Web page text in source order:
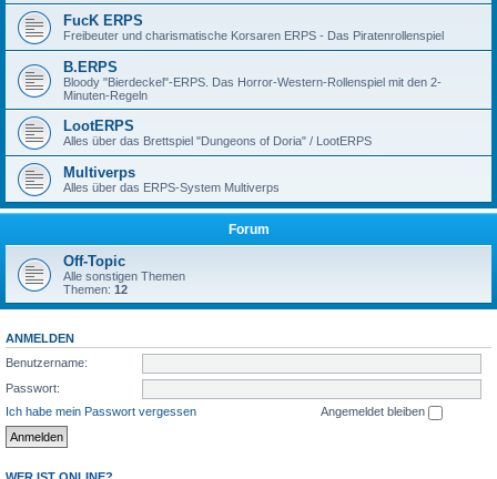
FucK ERPS
Freibeuter und charismatische Korsaren ERPS - Das Piratenrollenspiel
B.ERPS
Bloody "Bierdeckel"-ERPS. Das Horror-Western-Rollenspiel mit den 2-
Minuten-Regeln
LootERPS
Alles über das Brettspiel "Dungeons of Doria" / LootERPS
Multiverps
Alles über das ERPS-System Multiverps
Forum
Off-Topic
Alle sonstigen Themen
Themen: 12
ANMELDEN
Benutzername:
Passwort:
Ich habe mein Passwort vergessen
Angemeldet bleiben